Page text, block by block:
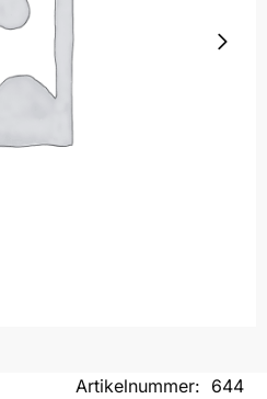
Artikelnummer: 644